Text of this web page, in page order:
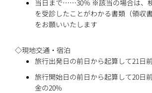
当日まで……30％ ※該当の場合は、
を受診したことがわかる書類（領収
をお願いいたします
◇現地交通・宿泊
旅行出発日の前日から起算して21
旅行開始日の前日から起算して20
金の20%